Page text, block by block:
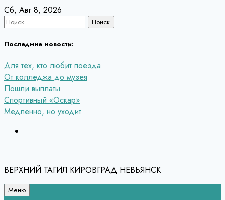
Перейти
к
Сб, Авг 8, 2026
Найти:
Последние новости:
Для тех, кто любит поезда
От колледжа до музея
Пошли выплаты
Спортивный «Оскар»
Медленно, но уходит
ВЕРХНИЙ ТАГИЛ КИРОВГРАД НЕВЬЯНСК
Меню